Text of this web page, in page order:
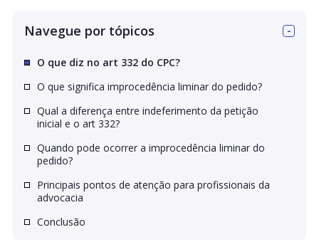
Navegue por tópicos
O que diz no art 332 do CPC?
O que significa improcedência liminar do pedido?
Qual a diferença entre indeferimento da petição
inicial e o art 332?
Quando pode ocorrer a improcedência liminar do
pedido?
Principais pontos de atenção para profissionais da
advocacia
Conclusão